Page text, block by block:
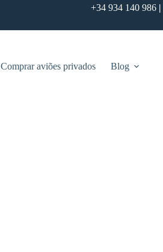
+34 934 140 986 |
Comprar aviões privados Blog